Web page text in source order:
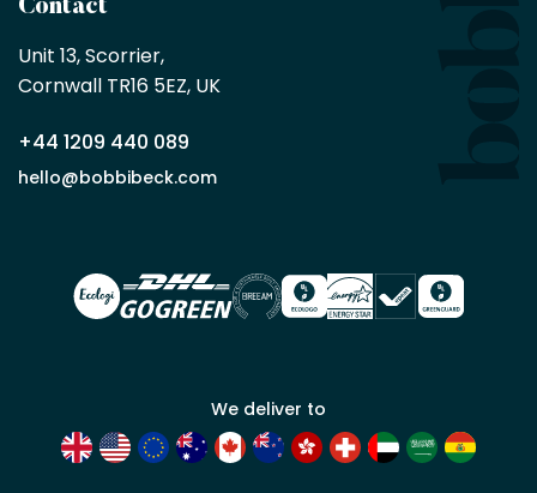
minimum
en
partenaire
commercial
Demander
un compte
Contact
Unit 13, Scorrier,
Cornwall TR16 5EZ, UK
+44 1209 440 089
hello@bobbibeck.com
We deliver to